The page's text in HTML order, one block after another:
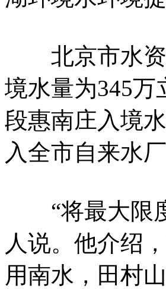
北京市水资
境水量为345万
段惠南庄入境
入全市自来水
“将最大限度
人说。他介绍
用南水，田村